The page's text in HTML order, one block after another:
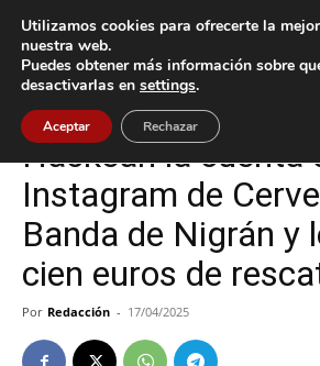
Inicio Nigrán
Nigrán Sucesos
Hackean la cuenta
Instagram de
Banda de Nigrán y
cien euros de
Por Redacción - 17/04/2025
Utilizamos cookies para ofrecerte la
nuestra web.
Puedes obtener más información sobre
desactivarlas en settings.
Aceptar Rechazar